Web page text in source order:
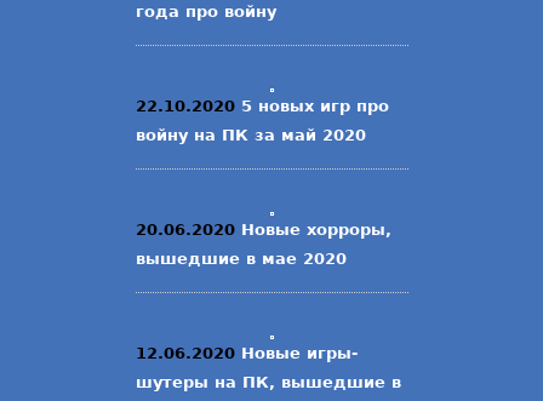
года про войну
22.10.2020 5 новых игр про
войну на ПК за май 2020
20.06.2020 Новые хорроры,
вышедшие в мае 2020
12.06.2020 Новые игры-
шутеры на ПК, вышедшие в